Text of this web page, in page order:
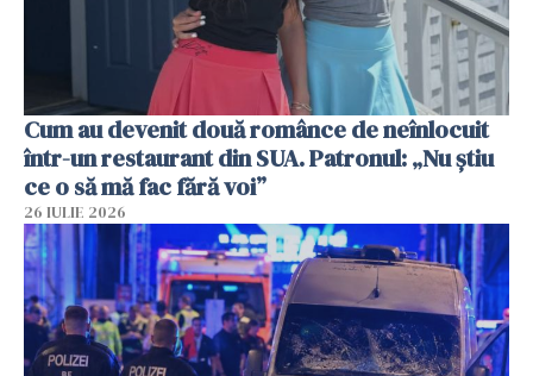
Cum au devenit două românce de neînlocuit
într-un restaurant din SUA. Patronul: „Nu știu
ce o să mă fac fără voi”
26 IULIE 2026